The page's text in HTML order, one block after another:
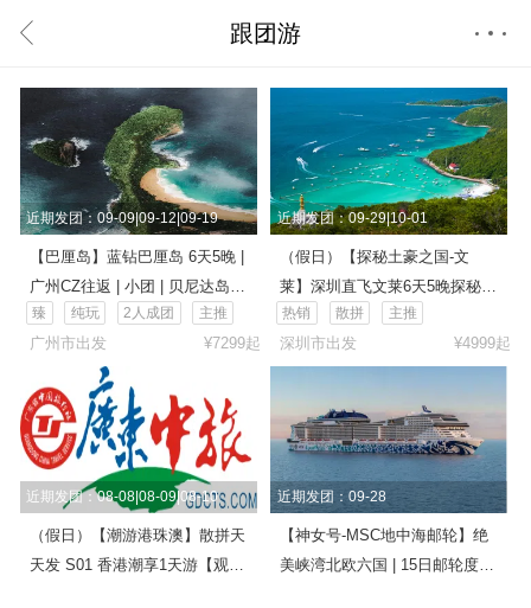
跟团游
近期发团：09-09|09-12|09-19
【巴厘岛】蓝钻巴厘岛 6天5晚 |
广州CZ往返 | 小团 | 贝尼达岛 |
破碎沙滩 | 天神浴池 | 精灵坠崖
| 梯田俱乐部秋千鸟巢 | Alaska
Rafting 漂流 | 乌鲁瓦图情人崖
臻 纯玩 2人成团 主推
广州市出发 ¥7299起
近期发团：09-29|10-01
（假日）【探秘土豪之国-文
莱】深圳直飞文莱6天5晚探秘之
旅
热销 散拼 主推
深圳市出发 ¥4999起
近期发团：08-08|08-09|08-10
（假日）【潮游港珠澳】散拼天
天发 S01 香港潮享1天游【观
近期发团：09-28
【神女号-MSC地中海邮轮】绝
美峡湾北欧六国 | 15日邮轮度假